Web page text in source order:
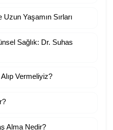
Yaşamın Sırları
Sağlık: Dr. Suhas
Vermeliyiz?
Alma Nedir?